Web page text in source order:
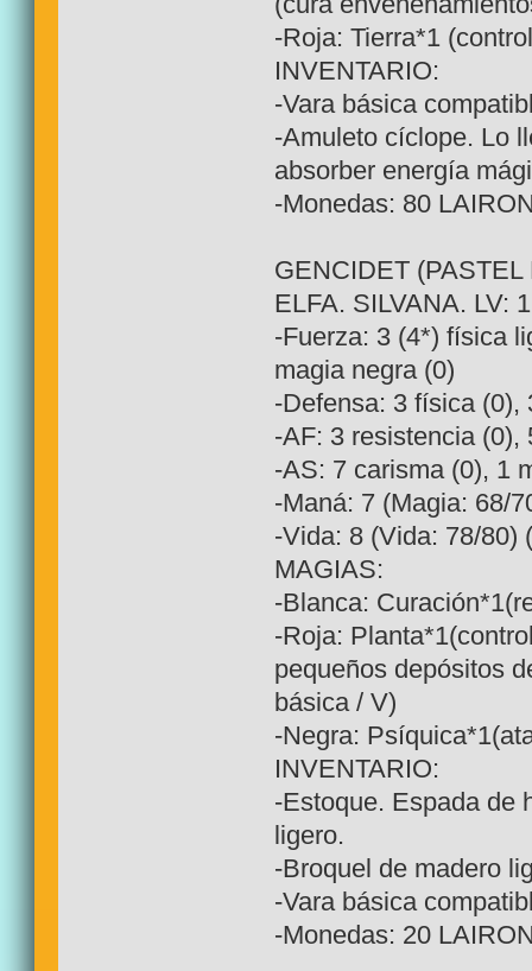
-Roja: Tierra*1
INVENTARIO:
-Vara básica
-Amuleto cíclope. Lo
absorber energía
-Monedas: 80
GENCIDET (PASTEL
ELFA. SILVANA. LV:
-Fuerza: 3 (4*) física
magia negra (0)
-Defensa: 3 física (0),
-AF: 3 resistencia (0),
-AS: 7 carisma (0), 1
-Maná: 7 (Magia: 68/
-Vida: 8 (Vida: 78/80)
MAGIAS:
-Blanca:
-Roja:
pequeños depósitos
básica / V)
-Negra:
INVENTARIO:
-Estoque. Espada de
ligero.
-Broquel de madero
-Vara básica
-Monedas: 20